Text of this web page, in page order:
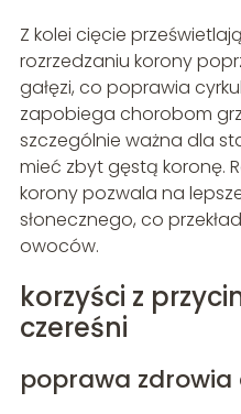
Z kolei cięcie
rozrzedzaniu korony
gałęzi, co poprawia
zapobiega chorobom
szczególnie ważna dla
mieć zbyt gęstą koronę.
korony pozwala na
słonecznego, co
owoców.
korzyści z
czereśni
poprawa zdrowia